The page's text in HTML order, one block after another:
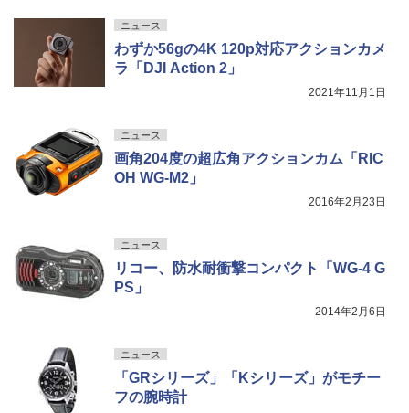
ニュース
わずか56gの4K 120p対応アクションカメ
ラ「DJI Action 2」
2021年11月1日
ニュース
画角204度の超広角アクションカム「RIC
OH WG-M2」
2016年2月23日
ニュース
リコー、防水耐衝撃コンパクト「WG-4 G
PS」
2014年2月6日
ニュース
「GRシリーズ」「Kシリーズ」がモチー
フの腕時計